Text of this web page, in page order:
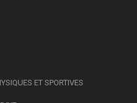
ET SPORTIVES